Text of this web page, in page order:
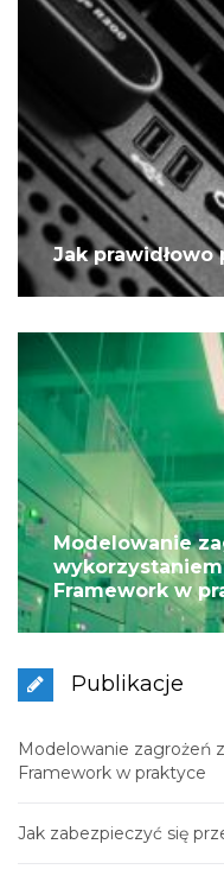
Jak prawidłowo
Modelowanie
wykorzystaniem
Framework w
Publikacje
Modelowanie zagrożeń
Framework w praktyce
Jak zabezpieczyć się